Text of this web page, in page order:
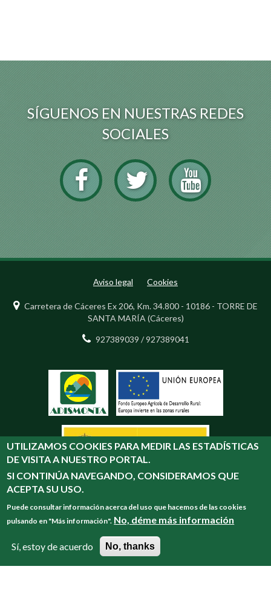
SÍGUENOS EN NUESTRAS REDES
SOCIALES
Aviso legal Cookies
Carretera de Cáceres Ex 206, Km. 34.800 - 10186 - TORRE DE
SANTA MARÍA (Cáceres)
927389039 / 927389041
UTILIZAMOS COOKIES PARA MEDIR LAS ESTADÍSTICAS
DE VISITA A NUESTRO PORTAL.
SI CONTINÚA NAVEGANDO, CONSIDERAMOS QUE
ACEPTA SU USO.
Puede consultar información acerca del uso que hacemos de las cookies
pulsando en "Más información". No, déme más información
Sí, estoy de acuerdo No, thanks